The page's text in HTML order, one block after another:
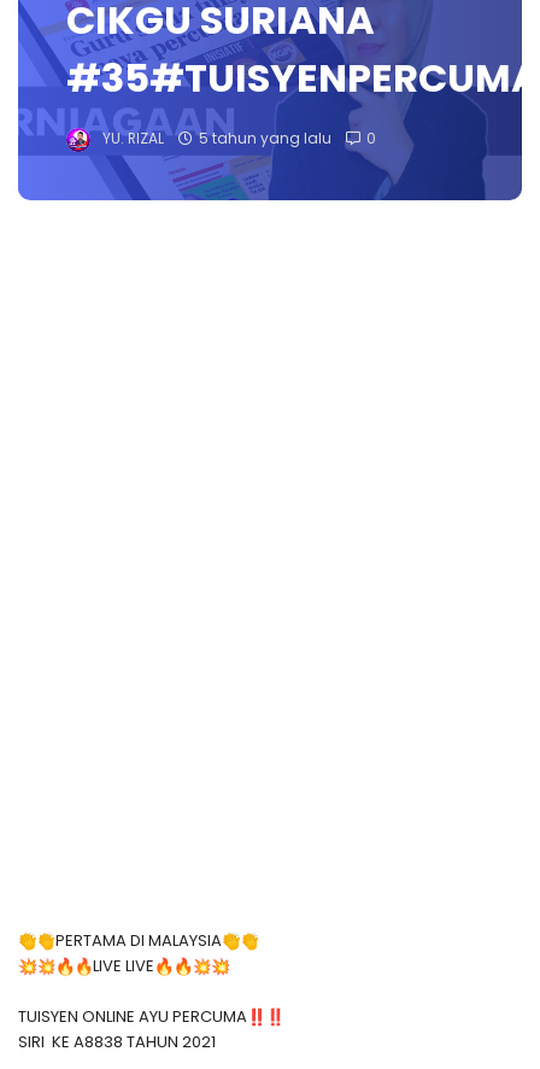
CIKGU SURIANA
#35#TUISYENPERCUMA
YU. RIZAL 5 tahun yang lalu 0
PERTAMA DI MALAYSIA
LIVE LIVE
TUISYEN ONLINE AYU PERCUMA
SIRI KE A8838 TAHUN 2021